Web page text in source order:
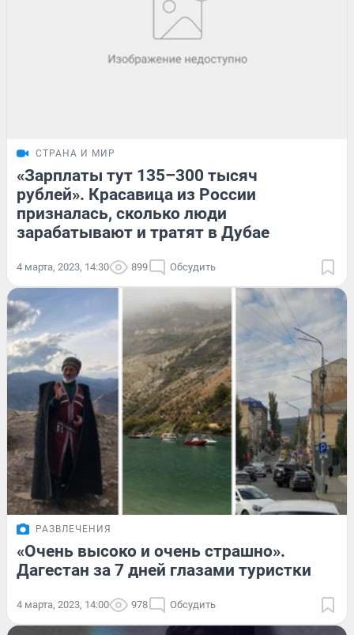
СТРАНА И МИР
«Зарплаты тут 135–300 тысяч
рублей». Красавица из России
призналась, сколько люди
зарабатывают и тратят в Дубае
4 марта, 2023, 14:30 899 Обсудить
РАЗВЛЕЧЕНИЯ
«Очень высоко и очень страшно».
Дагестан за 7 дней глазами туристки
4 марта, 2023, 14:00 978 Обсудить